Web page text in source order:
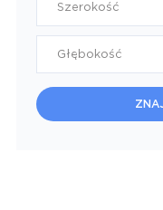
Szerokość
Głębokość